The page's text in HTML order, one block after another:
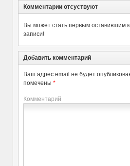
Комментарии отсуствуют
Вы может стать первым оставившим
записи!
Добавить комментарий
Ваш адрес email не будет
помечены *
Комментарий